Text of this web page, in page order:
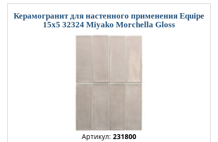
Керамогранит для настенного применения Equipe
15x5 32324 Miyako Morchella Gloss
Артикул: 231800